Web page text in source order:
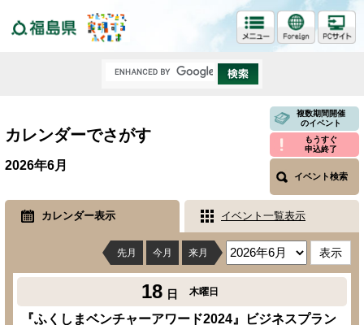
カレンダーでさがす
複数期間開催
のイベント
もうすぐ
申込終了
イベント検索
2026年6月
カレンダー表示 イベント一覧表示
先月 今月 来月
18 日 木曜日
『ふくしまベンチャーアワード2024』ビジネスプラン